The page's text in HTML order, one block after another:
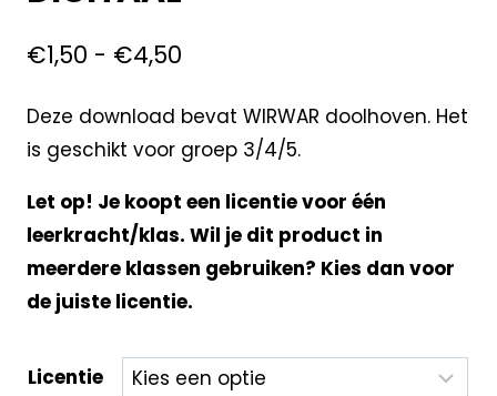
€1,50 - €4,50
Deze download bevat WIRWAR doolhoven. Het
is geschikt voor groep 3/4/5.
Let op! Je koopt een licentie voor één
leerkracht/klas. Wil je dit product in
meerdere klassen gebruiken? Kies dan voor
de juiste licentie.
Licentie